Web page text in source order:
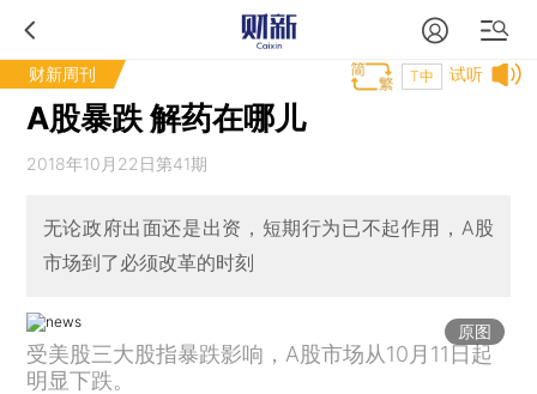
财新周刊 试听
T中
A股暴跌 解药在哪儿
2018年10月22日第41期
无论政府出面还是出资，短期行为已不起作用，A股
市场到了必须改革的时刻
原图
受美股三大股指暴跌影响，A股市场从10月11日起
明显下跌。